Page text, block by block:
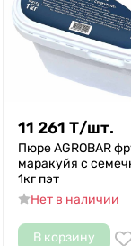
11 261 Т/шт.
Пюре AGROBAR
маракуйя с
1кг пэт
Нет в наличии
В корзину